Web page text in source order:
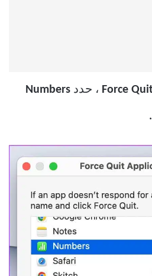
، حدد Numbers